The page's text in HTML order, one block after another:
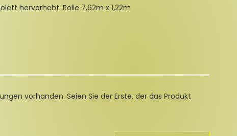
hervorhebt. Rolle 7,62m x 1,22m
vorhanden. Seien Sie der Erste, der das Produkt